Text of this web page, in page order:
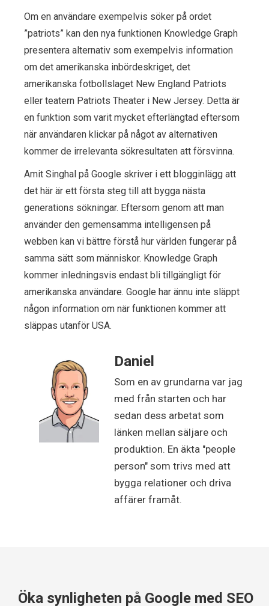
Om en användare exempelvis söker på ordet
”patriots” kan den nya funktionen Knowledge Graph
presentera alternativ som exempelvis information
om det amerikanska inbördeskriget, det
amerikanska fotbollslaget New England Patriots
eller teatern Patriots Theater i New Jersey. Detta är
en funktion som varit mycket efterlängtad eftersom
när användaren klickar på något av alternativen
kommer de irrelevanta sökresultaten att försvinna.
Amit Singhal på Google skriver i ett blogginlägg att
det här är ett första steg till att bygga nästa
generations sökningar. Eftersom genom att man
använder den gemensamma intelligensen på
webben kan vi bättre förstå hur världen fungerar på
samma sätt som människor. Knowledge Graph
kommer inledningsvis endast bli tillgängligt för
amerikanska användare. Google har ännu inte släppt
någon information om när funktionen kommer att
släppas utanför USA.
Daniel
Som en av grundarna var jag
med från starten och har
sedan dess arbetat som
länken mellan säljare och
produktion. En äkta "people
person" som trivs med att
bygga relationer och driva
affärer framåt.
Öka synligheten på Google med SEO